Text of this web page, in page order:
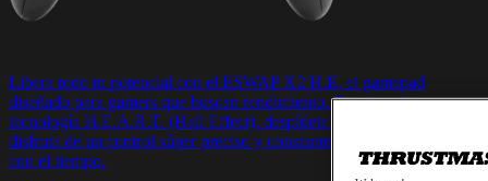
Libera todo tu potencial con el ESWAP X2 H.E, el gamepad
diseñado para gamers que buscan rendimiento. Gracias a la
tecnología H.E.A.R.T. (Hall Effect), despídete de la deriva y
disfruta de un control súper preciso y constante que no disminuirá
con el tiempo.